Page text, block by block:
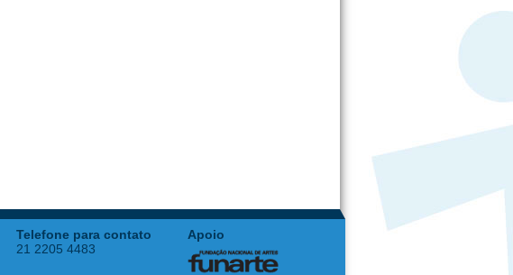
Telefone para contato
21 2205 4483
Apoio